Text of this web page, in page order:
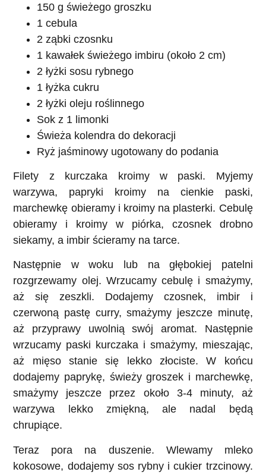
150 g świeżego groszku
1 cebula
2 ząbki czosnku
1 kawałek świeżego imbiru (około 2 cm)
2 łyżki sosu rybnego
1 łyżka cukru
2 łyżki oleju roślinnego
Sok z 1 limonki
Świeża kolendra do dekoracji
Ryż jaśminowy ugotowany do podania
Filety z kurczaka kroimy w paski. Myjemy
warzywa, papryki kroimy na cienkie paski,
marchewkę obieramy i kroimy na plasterki. Cebulę
obieramy i kroimy w piórka, czosnek drobno
siekamy, a imbir ścieramy na tarce.
Następnie w woku lub na głębokiej patelni
rozgrzewamy olej. Wrzucamy cebulę i smażymy,
aż się zeszkli. Dodajemy czosnek, imbir i
czerwoną pastę curry, smażymy jeszcze minutę,
aż przyprawy uwolnią swój aromat. Następnie
wrzucamy paski kurczaka i smażymy, mieszając,
aż mięso stanie się lekko złociste. W końcu
dodajemy paprykę, świeży groszek i marchewkę,
smażymy jeszcze przez około 3-4 minuty, aż
warzywa lekko zmiękną, ale nadal będą
chrupiące.
Teraz pora na duszenie. Wlewamy mleko
kokosowe, dodajemy sos rybny i cukier trzcinowy.